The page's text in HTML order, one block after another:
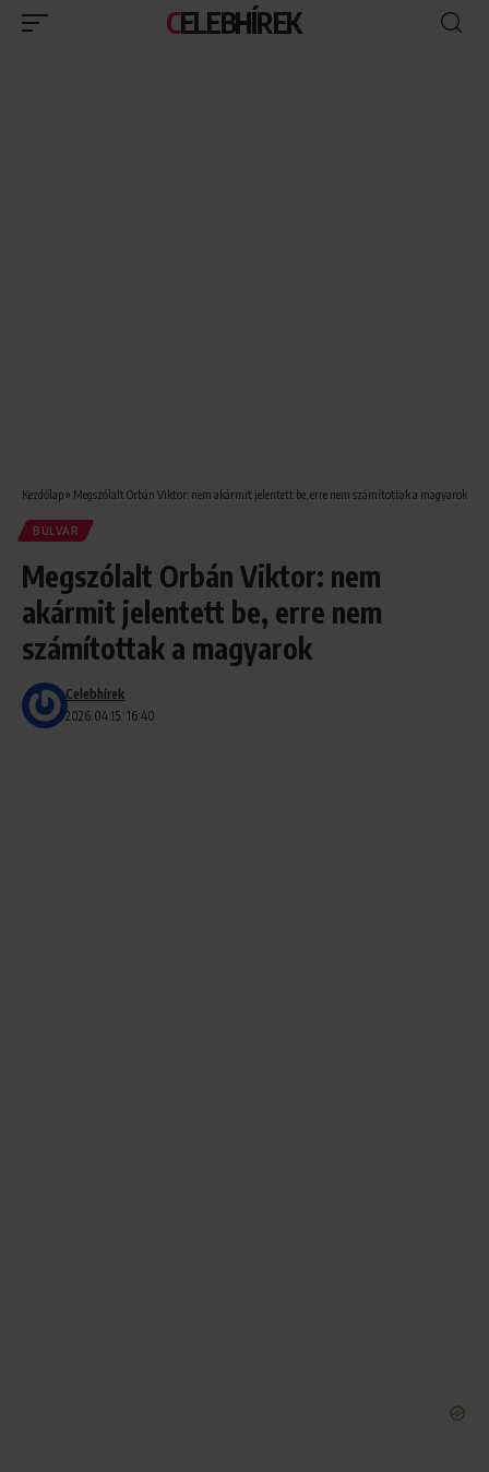
CELEBHÍREK
Kezdőlap» Megszólalt Orbán Viktor: nem akármit jelentett be, erre nem számítottak a magyarok
BULVÁR
Megszólalt Orbán Viktor: nem
akármit jelentett be, erre nem
számítottak a magyarok
2026.04.15. 16:40
Celebhírek